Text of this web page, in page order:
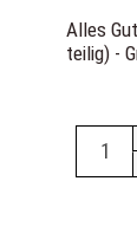
Alles
teilig) -